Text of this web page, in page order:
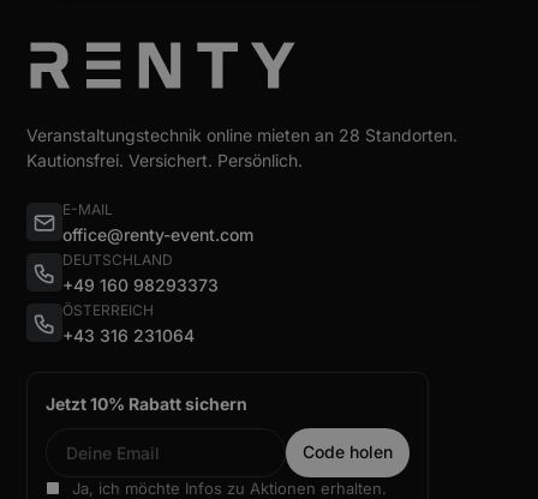
Veranstaltungstechnik online mieten an 28 Standorten.
Kautionsfrei. Versichert. Persönlich.
E-MAIL
office@renty-event.com
DEUTSCHLAND
+49 160 98293373
ÖSTERREICH
+43 316 231064
Jetzt 10% Rabatt sichern
Ja, ich möchte Infos zu Aktionen erhalten.